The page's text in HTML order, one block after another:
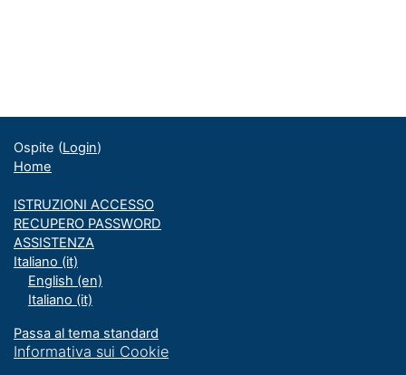
Ospite (Login)
Home
ISTRUZIONI ACCESSO
RECUPERO PASSWORD
ASSISTENZA
Italiano ‎(it)‎
English ‎(en)‎
Italiano ‎(it)‎
Passa al tema standard
Informativa sui Cookie